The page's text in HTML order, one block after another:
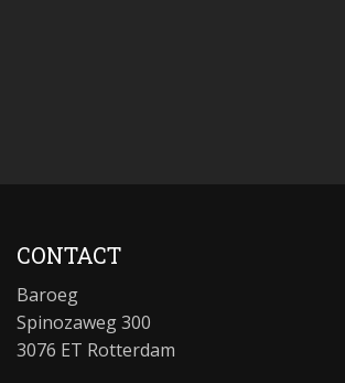
CONTACT
Baroeg
Spinozaweg 300
3076 ET Rotterdam